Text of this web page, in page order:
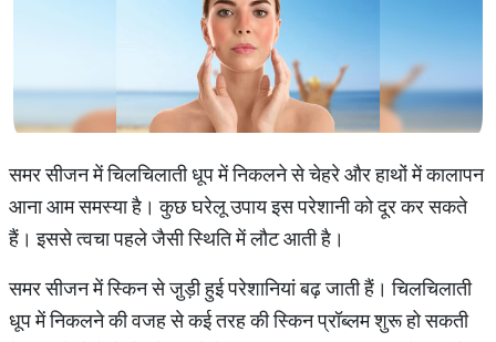
समर सीजन में चिलचिलाती धूप में निकलने से चेहरे और हाथों में कालापन
आना आम समस्या है। कुछ घरेलू उपाय इस परेशानी को दूर कर सकते
हैं। इससे त्वचा पहले जैसी स्थिति में लौट आती है।
समर सीजन में स्किन से जु़ड़ी हुई परेशानियां बढ़ जाती हैं। चिलचिलाती
धूप में निकलने की वजह से कई तरह की स्किन प्रॉब्लम शुरू हो सकती